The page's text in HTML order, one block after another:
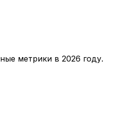
метрики в 2026 году.